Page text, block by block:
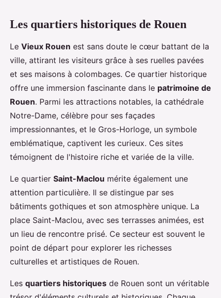
Les quartiers historiques de Rouen
Le Vieux Rouen est sans doute le cœur battant de la
ville, attirant les visiteurs grâce à ses ruelles pavées
et ses maisons à colombages. Ce quartier historique
offre une immersion fascinante dans le patrimoine de
Rouen. Parmi les attractions notables, la cathédrale
Notre-Dame, célèbre pour ses façades
impressionnantes, et le Gros-Horloge, un symbole
emblématique, captivent les curieux. Ces sites
témoignent de l'histoire riche et variée de la ville.
Le quartier Saint-Maclou mérite également une
attention particulière. Il se distingue par ses
bâtiments gothiques et son atmosphère unique. La
place Saint-Maclou, avec ses terrasses animées, est
un lieu de rencontre prisé. Ce secteur est souvent le
point de départ pour explorer les richesses
culturelles et artistiques de Rouen.
Les quartiers historiques de Rouen sont un véritable